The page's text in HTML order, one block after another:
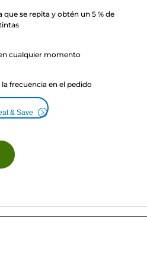
que se repita y obtén un 5 % de
cualquier momento
frecuencia en el pedido
& Save